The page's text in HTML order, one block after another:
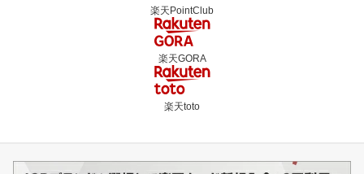
楽天PointClub
楽天GORA
楽天toto